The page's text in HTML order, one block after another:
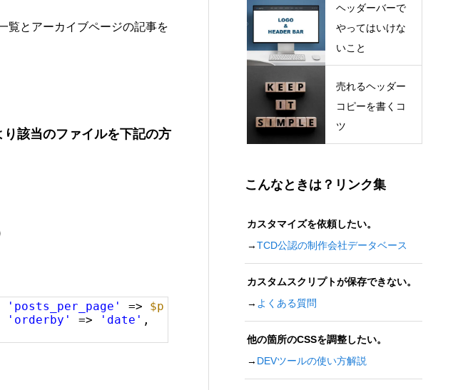
ヘッダーバーで
やってはいけな
いこと
売れるヘッダー
コピーを書くコ
ツ
こんなときは？リンク集
カスタマイズを依頼したい。
→TCD公認の制作会社データベース
カスタムスクリプトが保存できない。
→ よくある質問
他の箇所のCSSを調整したい。
→ DEVツールの使い方解説
覧とアーカイブページの記事を
該当のファイルを下記の方
'posts_per_page' => $p
'orderby' => 'date' ,